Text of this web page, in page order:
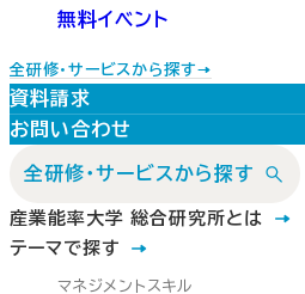
無料イベント
全研修・サービスから探す
資料請求
お問い合わせ
全研修・サービスから探す
産業能率大学 総合研究所とは
テーマで探す
マネジメントスキル